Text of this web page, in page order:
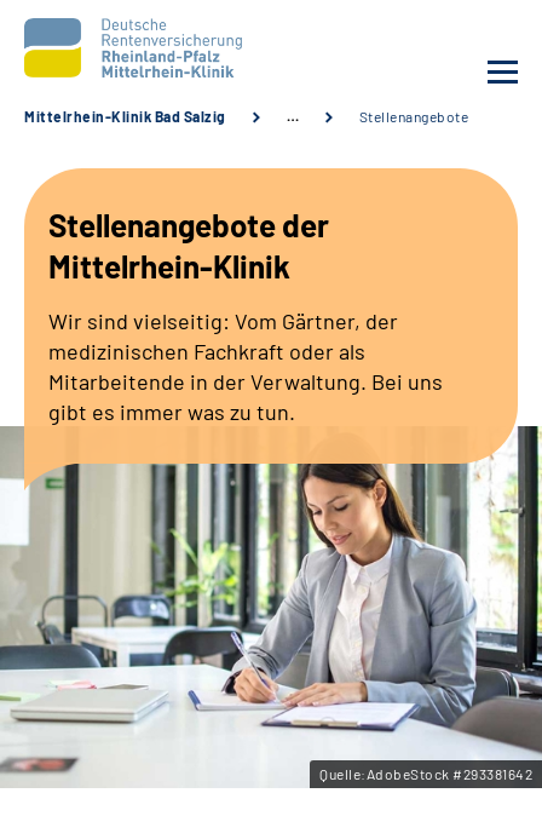
Unsere Angebote
Karriere
Zuweisende &
Leichte Sprache
Gebärdensprache
Mittelrhein-Klinik Bad Salzig … Stellenangebote
Stellenangebote der
Mittelrhein-Klinik
Wir sind vielseitig: Vom Gärtner, der
medizinischen Fachkraft oder als
Mitarbeitende in der Verwaltung. Bei uns
gibt es immer was zu tun.
Quelle:AdobeStock #293381642